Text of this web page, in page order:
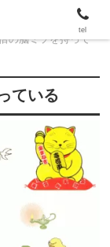
の脳ミソを持って
ている
tel